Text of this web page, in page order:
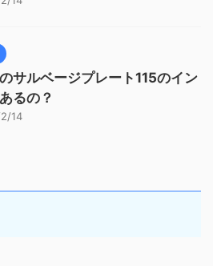
サルベージプレート115のイン
るの？
14